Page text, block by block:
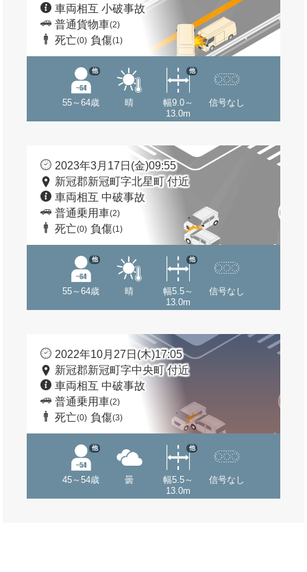
車両相互 小破事故
普通貨物車(2)
死亡(0) 負傷(1)
55～64歳
他
晴
幅9.0～
13.0m
他
信号なし
2023年3月17日(金)09:55
新冠郡新冠町字北星町 付近
車両相互 中破事故
普通乗用車(2)
死亡(0) 負傷(1)
55～64歳
他
晴
幅5.5～
13.0m
他
信号なし
2022年10月27日(木)17:05
新冠郡新冠町字中央町 付近
車両相互 中破事故
普通乗用車(2)
死亡(0) 負傷(3)
45～54歳
他
曇
幅5.5～
13.0m
他
信号なし